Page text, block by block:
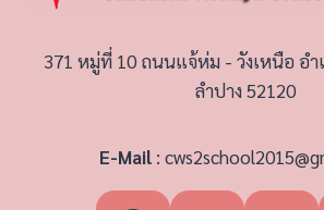
371 หมู่ที่ 10 ถนนแจ้ห่ม - วังเหนือ อำ
ลำปาง 52120
E-Mail :